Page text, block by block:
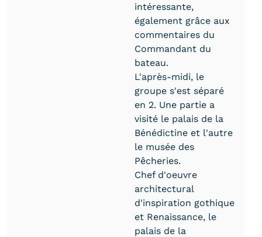
intéressante,
également grâce aux
commentaires du
Commandant du
bateau.
L'après-midi, le
groupe s'est séparé
en 2. Une partie a
visité le palais de la
Bénédictine et l'autre
le musée des
Pêcheries.
Chef d'oeuvre
architectural
d'inspiration gothique
et Renaissance, le
palais de la